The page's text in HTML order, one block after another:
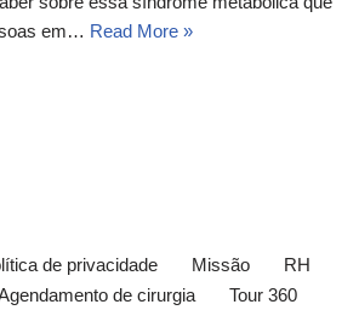
em… Read More »
de privacidade Missão
RH
de cirurgia Tour 360